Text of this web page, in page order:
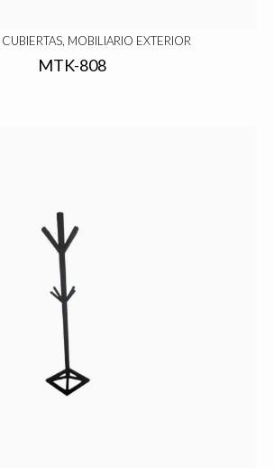
CUBIERTAS, MOBILIARIO EXTERIOR
MTK-808